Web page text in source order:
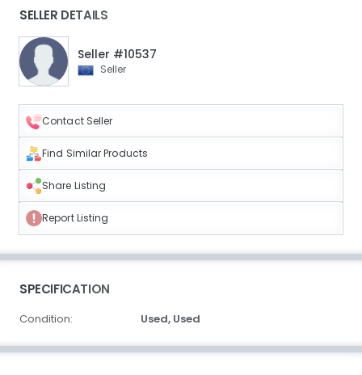
SELLER DETAILS
Seller #10537
Seller
Contact Seller
Find Similar Products
Share Listing
Report Listing
SPECIFICATION
Condition: Used, Used